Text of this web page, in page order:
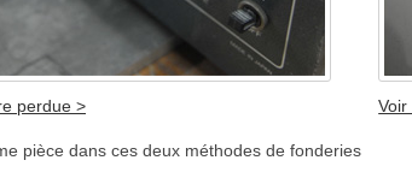
perdue >
pièce dans ces deux méthodes de fonderies